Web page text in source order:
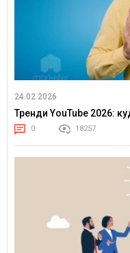
24.02.2026
Тренди YouTube 2026:
0 18257